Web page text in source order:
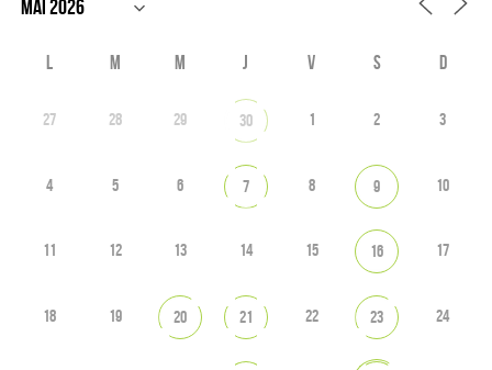
L M M J V S D
27 28 29 30 1 2 3
4 5 6 7 8 9 10
11 12 13 14 15 16 17
18 19 20 21 22 23 24